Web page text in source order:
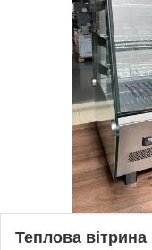
Теплова